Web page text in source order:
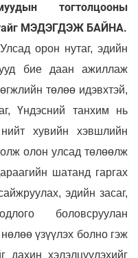
тогтолцооны
МЭДЭГДЭЖ БАЙНА.
орон нутаг, эдийн
бие даан ажиллаж
төлөө идэвхтэй,
Үндэсний танхим нь
хувийн хэвшлийн
олон улсад төлөөлж
шатанд гаргах
эдийн засаг,
боловсруулан
үзүүлэх болно гэж
хэлэлцүүлэхийг